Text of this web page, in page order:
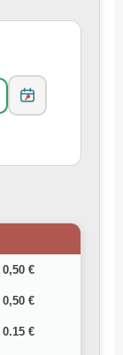
0,50 €
0,50 €
0.15 €